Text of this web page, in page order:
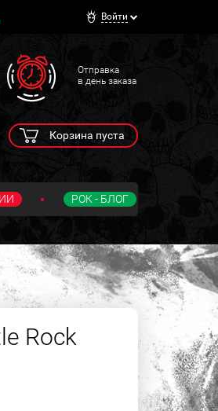
Войти
Отправка
в день заказа
Корзина пуста
РОК - БЛОГ
Rock